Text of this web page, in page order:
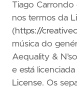
Tiago Carrondo
nos termos da
(https://
música do
Aequality &
e está
License. Os